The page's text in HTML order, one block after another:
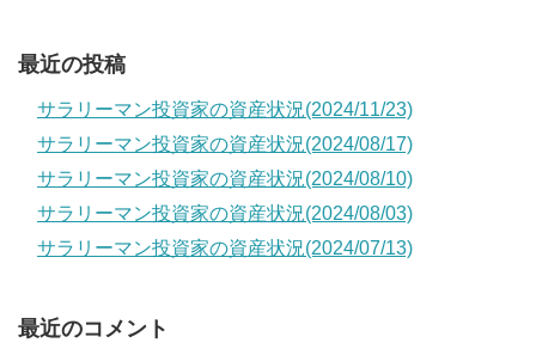
最近の投稿
サラリーマン投資家の資産状況(2024/11/23)
サラリーマン投資家の資産状況(2024/08/17)
サラリーマン投資家の資産状況(2024/08/10)
サラリーマン投資家の資産状況(2024/08/03)
サラリーマン投資家の資産状況(2024/07/13)
最近のコメント